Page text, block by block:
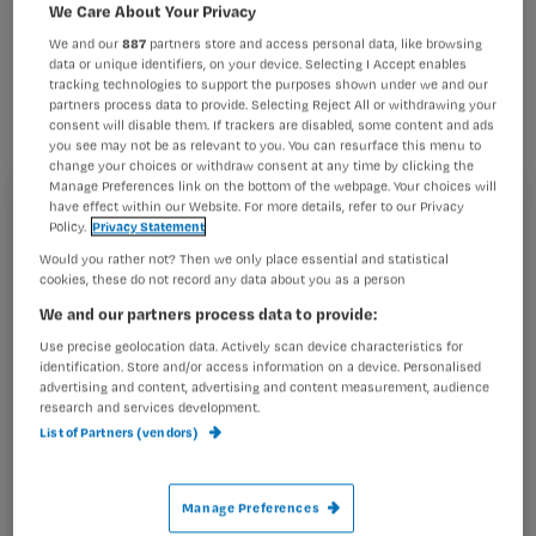
Registreren
Wil je dit artikel lezen?
Maak gratis een account aan en lees 2
artikelen gratis per maand
Al een account of abonnement?Log dan in
voor de V&VN Zorgaward 2012, meldt
V&VN.
Verzorgenden kunnen in september viawww.venvn.nlen
www.verzorgendenonline.nlhun voorkeur voor de winnaa
r aangeven, meldt V&VN. De
We Care About Your Privacy
We and our887 partners store and access personal data, like browsing
data or unique identifiers, on your device. Selecting I Accept enables
tracking technologies to support the purposes shown under we and our
partners process data to provide. Selecting Reject All or withdrawing your
consent will disable them. If trackers are disabled, some content and ads
you see may not be as relevant to you. You can resurface this menu to
change your choices or withdraw consent at any time by clicking the
Manage Preferences link on the bottom of the webpage. Your choices will
have effect within our Website. For more details, refer to our Privacy
Policy. Privacy Statement
Would you rather not? Then we only place essential and statistical
cookies, these do not record any data about you as a person
We and our partners process data to provide:
Use precise geolocation data. Actively scan device characteristics for
identification. Store and/or access information on a device. Personalised
advertising and content, advertising and content measurement, audience
research and services development.
List of Partners (vendors)
Manage Preferences